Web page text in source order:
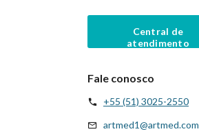
Central de
atendimento
Fale conosco
+55 (51) 3025-2550
artmed1@artmed.com